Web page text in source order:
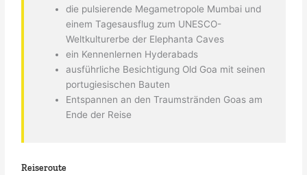
die pulsierende Megametropole Mumbai und
einem Tagesausflug zum UNESCO-
Weltkulturerbe der Elephanta Caves
ein Kennenlernen Hyderabads
ausführliche Besichtigung Old Goa mit seinen
portugiesischen Bauten
Entspannen an den Traumstränden Goas am
Ende der Reise
Reiseroute